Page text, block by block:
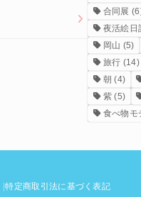
合同展
夜活絵日
岡山 (5)
旅行 (14)
朝 (4)
紫 (5)
食べ物モ
特定商取引法に基づく表記